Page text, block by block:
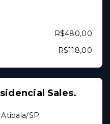
R$480,00
R$118,00
Sales.
SP